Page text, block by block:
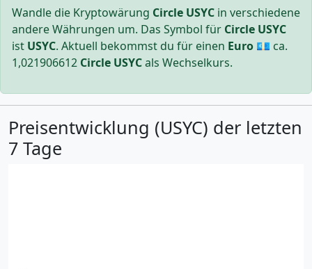
Wandle die Kryptowärung Circle USYC in verschiedene
andere Währungen um. Das Symbol für Circle USYC
ist USYC. Aktuell bekommst du für einen Euro 💶 ca.
1,021906612 Circle USYCals Wechselkurs.
Preisentwicklung (USYC) der letzten
7 Tage